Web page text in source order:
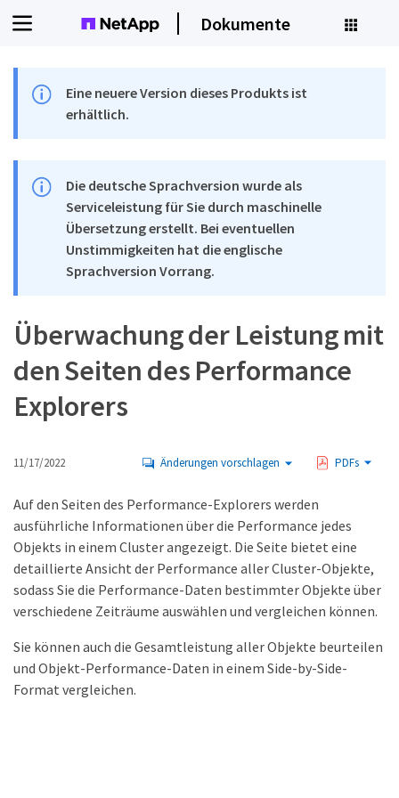
Dokumente
Eine neuere Version dieses Produkts ist
erhältlich.
Die deutsche Sprachversion wurde als
Serviceleistung für Sie durch maschinelle
Übersetzung erstellt. Bei eventuellen
Unstimmigkeiten hat die englische
Sprachversion Vorrang.
Überwachung der Leistung mit
den Seiten des Performance
Explorers
11/17/2022 Änderungen vorschlagen PDFs
Auf den Seiten des Performance-Explorers werden
ausführliche Informationen über die Performance jedes
Objekts in einem Cluster angezeigt. Die Seite bietet eine
detaillierte Ansicht der Performance aller Cluster-Objekte,
sodass Sie die Performance-Daten bestimmter Objekte über
verschiedene Zeiträume auswählen und vergleichen können.
Sie können auch die Gesamtleistung aller Objekte beurteilen
und Objekt-Performance-Daten in einem Side-by-Side-
Format vergleichen.